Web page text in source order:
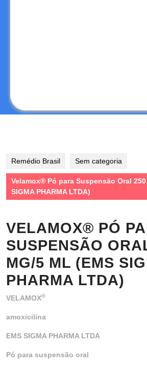
Remédio Brasil Sem categoria
Velamox® Pó para Suspensão Oral
SIGMA PHARMA LTDA)
VELAMOX® PÓ
SUSPENSÃO
MG/5 ML (EMS
PHARMA LTDA)
VELAMOX®
amoxicilina
EMS SIGMA PHARMA LTDA
Pó para suspensão oral